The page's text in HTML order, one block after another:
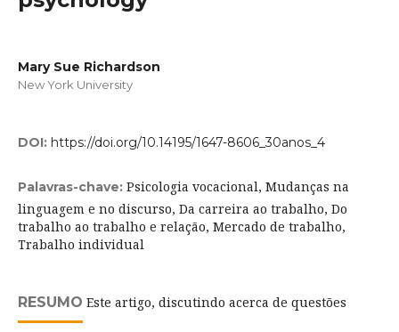
Mary Sue Richardson
New York University
DOI: https://doi.org/10.14195/1647-8606_30anos_4
Palavras-chave: Psicologia vocacional, Mudanças na
linguagem e no discurso, Da carreira ao trabalho, Do
trabalho ao trabalho e relação, Mercado de trabalho,
Trabalho individual
RESUMO Este artigo, discutindo acerca de questões